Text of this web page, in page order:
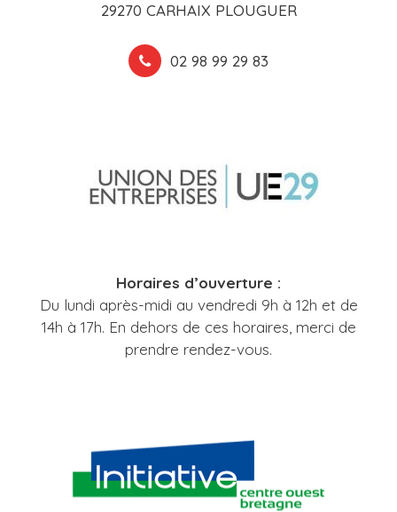
29270 CARHAIX PLOUGUER
02 98 99 29 83
Horaires d’ouverture :
Du lundi après-midi au vendredi 9h à 12h et de
14h à 17h. En dehors de ces horaires, merci de
prendre rendez-vous.